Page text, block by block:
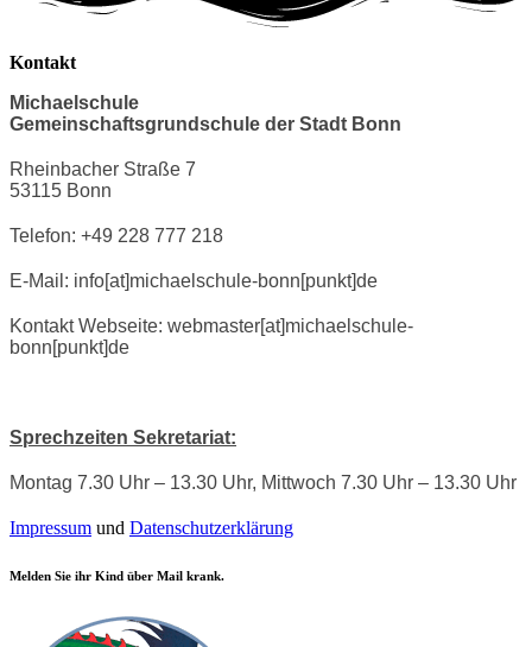
Kontakt
Michaelschule
Gemeinschaftsgrundschule der Stadt Bonn
Rheinbacher Straße 7
53115 Bonn
Telefon: +49 228 777 218
E-Mail: info[at]michaelschule-bonn[punkt]de
Kontakt Webseite: webmaster[at]michaelschule-
bonn[punkt]de
Sprechzeiten Sekretariat:
Montag 7.30 Uhr – 13.30 Uhr, Mittwoch 7.30 Uhr – 13.30 Uhr
Impressum und Datenschutzerklärung
Melden Sie ihr Kind über Mail krank.